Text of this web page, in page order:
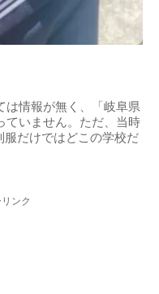
は情報が無く、「岐阜県
ていません。ただ、当時
服だけではどこの学校だ
ンク